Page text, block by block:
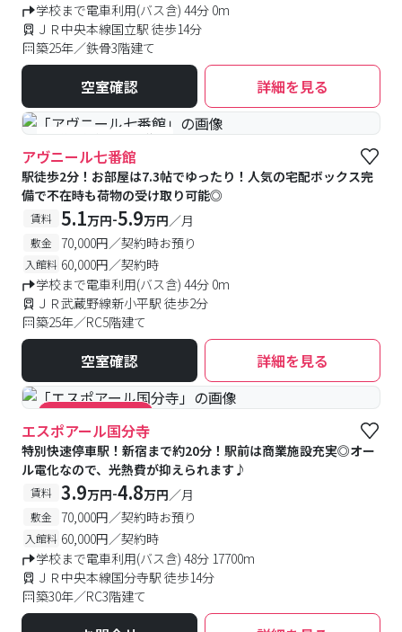
学校まで電車利用(バス含) 44分 0m
ＪＲ中央本線国立駅 徒歩14分
築25年／鉄骨3階建て
空室確認 詳細を見る
#予約受付中 #空室待ち
アヴニール七番館
駅徒歩2分！お部屋は7.3帖でゆったり！人気の宅配ボックス完
備で不在時も荷物の受け取り可能◎
賃料 5.1万円-5.9万円／月
敷金 70,000円／契約時お預り
入館料 60,000円／契約時
学校まで電車利用(バス含) 44分 0m
ＪＲ武蔵野線新小平駅 徒歩2分
築25年／RC5階建て
空室確認 詳細を見る
#キャンペーン実施中
エスポアール国分寺
特別快速停車駅！新宿まで約20分！駅前は商業施設充実◎オー
ル電化なので、光熱費が抑えられます♪
賃料 3.9万円-4.8万円／月
敷金 70,000円／契約時お預り
入館料 60,000円／契約時
学校まで電車利用(バス含) 48分 17700m
ＪＲ中央本線国分寺駅 徒歩14分
築30年／RC3階建て